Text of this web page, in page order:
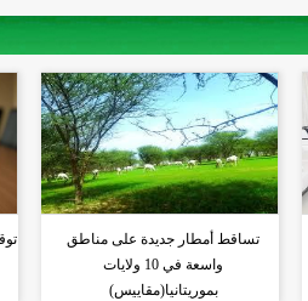
تساقط أمطار جديدة على مناطق
واسعة في 10 ولايات
بموريتانيا(مقاييس)